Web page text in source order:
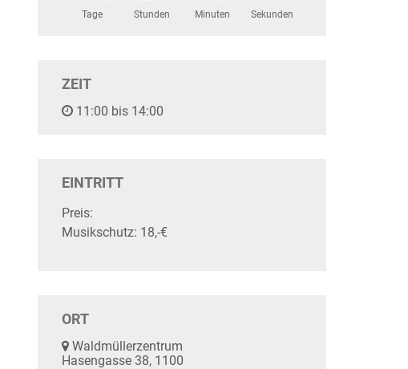
Tage Stunden Minuten Sekunden
ZEIT
11:00 bis 14:00
EINTRITT
Preis:
Musikschutz: 18,-€
ORT
Waldmüllerzentrum
Hasengasse 38, 1100